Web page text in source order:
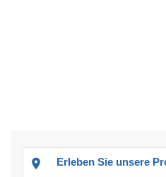
Erleben Sie unsere